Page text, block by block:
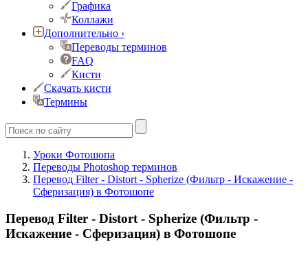
Графика
Коллажи
Дополнительно ›
Переводы терминов
FAQ
Кисти
Скачать кисти
Термины
Уроки Фотошопа
Переводы Photoshop терминов
Перевод Filter - Distort - Spherize (Фильтр - Искажение -
Сферизация) в Фотошопе
Перевод Filter - Distort - Spherize (Фильтр -
Искажение - Сферизация) в Фотошопе